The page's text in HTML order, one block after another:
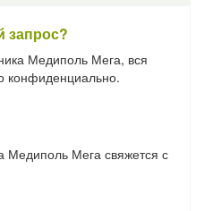
запрос?
Медиполь Мега, вся
конфиденциально.
Медиполь Мега свяжется с